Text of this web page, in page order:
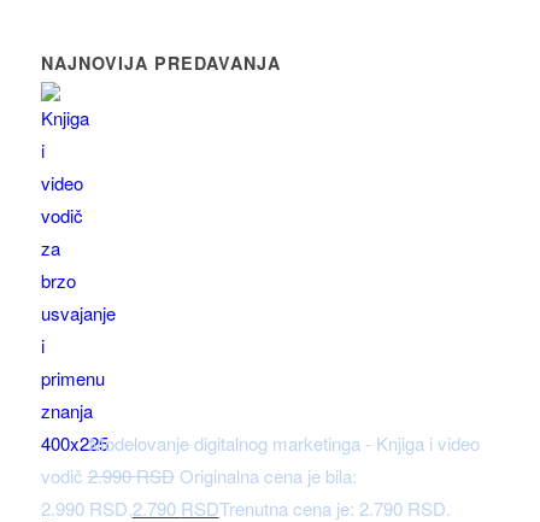
NAJNOVIJA PREDAVANJA
Modelovanje digitalnog marketinga - Knjiga i video
vodič 2.990RSD Originalna cena je bila:
2.990 RSD.2.790 RSDTrenutna cena je: 2.790 RSD.